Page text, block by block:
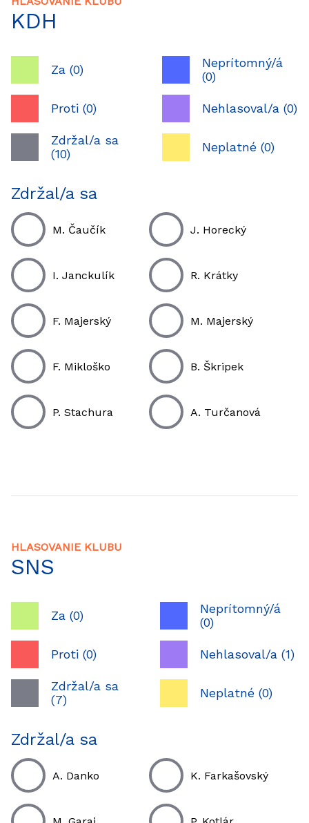
KDH
Za (0)
Proti (0)
Zdržal/a sa
(10)
Neprítomný/á
(0)
Nehlasoval/a (0)
Neplatné (0)
Zdržal/a sa
M. Čaučík J. Horecký
I. Janckulík R. Krátky
F. Majerský M. Majerský
F. Mikloško B. Škripek
P. Stachura A. Turčanová
HLASOVANIE KLUBU
SNS
Za (0)
Proti (0)
Zdržal/a sa
(7)
Neprítomný/á
(0)
Nehlasoval/a (1)
Neplatné (0)
Zdržal/a sa
A. Danko K. Farkašovský